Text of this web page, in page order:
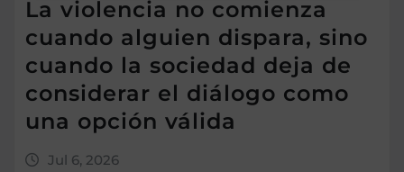
La violencia no comienza
cuando alguien dispara, sino
cuando la sociedad deja de
considerar el diálogo como
una opción válida
Jul 6, 2026